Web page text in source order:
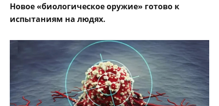
Новое «биологическое оружие» готово к
испытаниям на людях.